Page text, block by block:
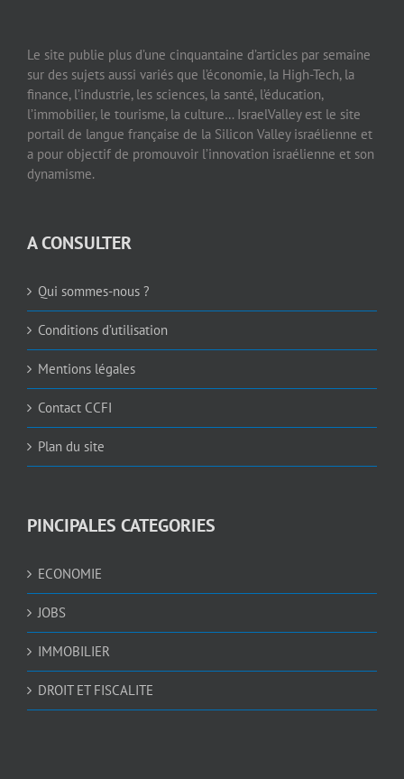
Le site publie plus d’une cinquantaine d’articles par semaine
sur des sujets aussi variés que l’économie, la High-Tech, la
finance, l’industrie, les sciences, la santé, l’éducation,
l’immobilier, le tourisme, la culture… IsraelValley est le site
portail de langue française de la Silicon Valley israélienne et
a pour objectif de promouvoir l’innovation israélienne et son
dynamisme.
A CONSULTER
Qui sommes-nous ?
Conditions d’utilisation
Mentions légales
Contact CCFI
Plan du site
PINCIPALES CATEGORIES
ECONOMIE
JOBS
IMMOBILIER
DROIT ET FISCALITE